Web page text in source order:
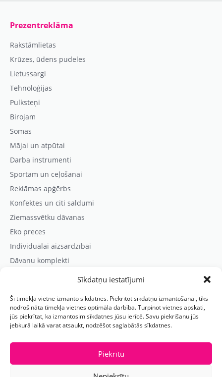
Sīkdatņu iestatījumi
Šī tīmekļa vietne izmanto sīkdatnes. Piekrītot sīkdatņu izmantošanai, tiks
nodrošināta tīmekļa vietnes optimāla darbība. Turpinot vietnes apskati,
jūs piekrītat, ka izmantosim sīkdatnes jūsu ierīcē. Savu piekrišanu jūs
jebkurā laikā varat atsaukt, nodzēšot saglabātās sīkdatnes.
Piekrītu
Prezentreklāma
Rakstāmlietas
Krūzes, ūdens pudeles
Lietussargi
Tehnoloģijas
Pulksteņi
Birojam
Somas
Mājai un atpūtai
Darba instrumenti
Sportam un ceļošanai
Reklāmas apģērbs
Konfektes un citi saldumi
Ziemassvētku dāvanas
Eko preces
Individuālai aizsardzībai
Dāvanu komplekti
Kontaktinformācija
Prezentreklāmas aģentūra “PARIS”
Reģ.nr.: 40103625328